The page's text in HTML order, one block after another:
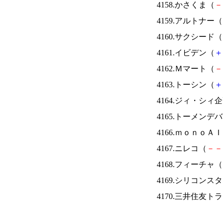
4158.かさくま（ －
4159.アルトナー（
4160.サクシード（
4161.イビデン（ ＋
4162.Ｍマート（ －
4163.トーシン（ ＋
4164.ジィ・シィ
4165.トーメンデ
4166.ｍｏｎｏＡ
4167.ニレコ（ － －
4168.フィーチャ（
4169.シリコンス
4170.三井住友ト